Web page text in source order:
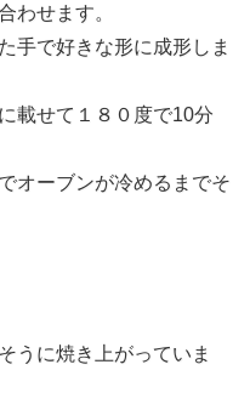
わせます。
手で好きな形に成形しま
載せて１８０度で10分
オーブンが冷めるまでそ
うに焼き上がっていま